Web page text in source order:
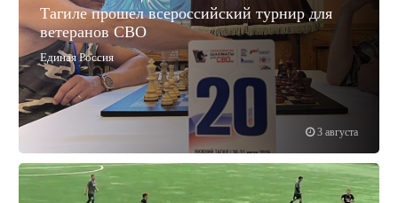
3 августа
Тагиле прошел всероссийский турнир для
ветеранов СВО
Единая Россия